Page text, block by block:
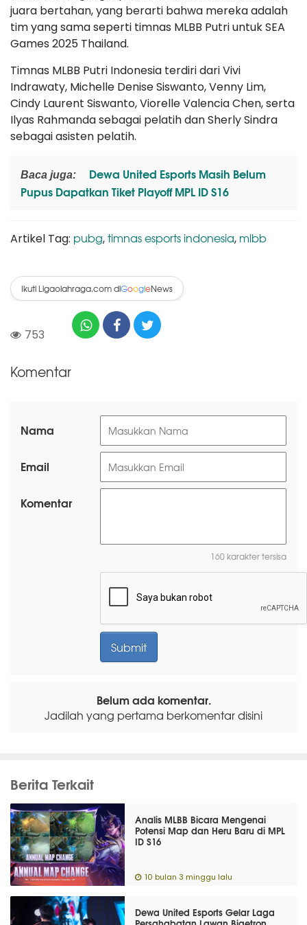
juara bertahan, yang berarti bahwa mereka adalah
tim yang sama seperti timnas MLBB Putri untuk SEA
Games 2025 Thailand.
Timnas MLBB Putri Indonesia terdiri dari Vivi
Indrawaty, Michelle Denise Siswanto, Venny Lim,
Cindy Laurent Siswanto, Viorelle Valencia Chen, serta
Ilyas Rahmanda sebagai pelatih dan Sherly Sindra
sebagai asisten pelatih.
Baca juga:
Dewa United Esports Masih Belum
Pupus Dapatkan Tiket Playoff MPL ID S16
Artikel Tag: pubg,timnas esports indonesia, mlbb
Ikuti Ligaolahraga.com diGoogleNews
753
Komentar
Nama
Email
Komentar
160 karakter tersisa
Belum ada komentar.
Jadilah yang pertama berkomentar disini
Berita Terkait
Analis MLBB Bicara Mengenai
Potensi Map dan Heru Baru di MPL
ID S16
10 bulan 3 minggu lalu
Dewa United Esports Gelar Laga